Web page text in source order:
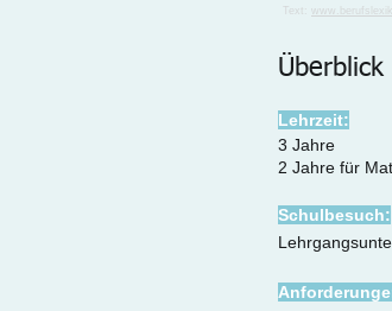
Text:
Überblick
Lehrzeit:
3 Jahre
2 Jahre für
Schulbesuch: